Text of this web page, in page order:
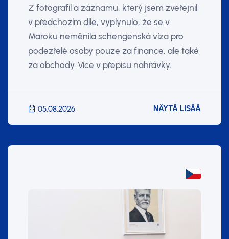
Z fotografií a záznamu, který jsem zveřejnil
v předchozím díle, vyplynulo, že se v
Maroku neměnila schengenská víza pro
podezřelé osoby pouze za finance, ale také
za obchody. Více v přepisu nahrávky.
05.08.2026 NÄYTÄ LISÄÄ